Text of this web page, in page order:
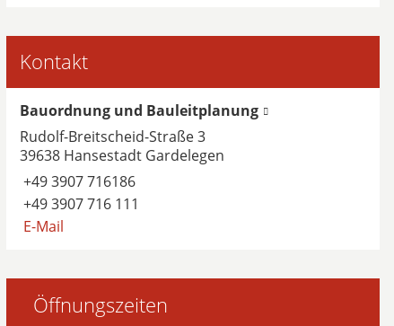
Kontakt
Bauordnung und Bauleitplanung
Rudolf-Breitscheid-Straße 3
39638 Hansestadt Gardelegen
+49 3907 716186
+49 3907 716 111
E-Mail
Öffnungszeiten